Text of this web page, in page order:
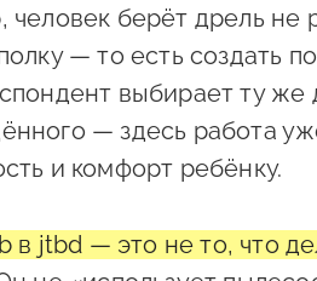
человек берёт дрель не
— то есть создать
выбирает ту же
— здесь работа
и комфорт ребёнку.
в jtbd — это не то, что